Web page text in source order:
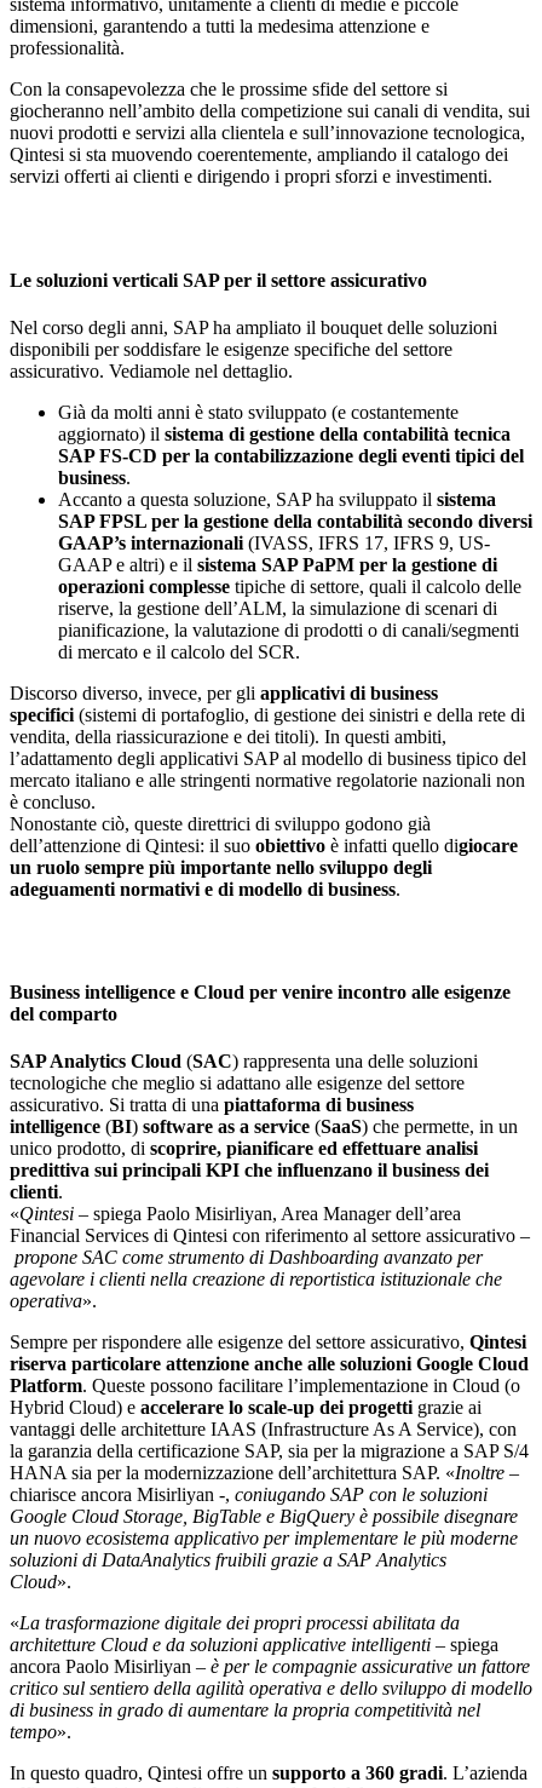
sistema informativo, unitamente a clienti di medie e piccole
dimensioni, garantendo a tutti la medesima attenzione e
professionalità.
Con la consapevolezza che le prossime sfide del settore si
giocheranno nell’ambito della competizione sui canali di vendita, sui
nuovi prodotti e servizi alla clientela e sull’innovazione tecnologica,
Qintesi si sta muovendo coerentemente, ampliando il catalogo dei
servizi offerti ai clienti e dirigendo i propri sforzi e investimenti.
Le soluzioni verticali SAP per il settore assicurativo
Nel corso degli anni, SAP ha ampliato il bouquet delle soluzioni
disponibili per soddisfare le esigenze specifiche del settore
assicurativo. Vediamole nel dettaglio.
Già da molti anni è stato sviluppato (e costantemente
aggiornato) il sistema di gestione della contabilità tecnica
SAP FS-CD per la contabilizzazione degli eventi tipici del
business.
Accanto a questa soluzione, SAP ha sviluppato il sistema
SAP FPSL per la gestione della contabilità secondo diversi
GAAP’s internazionali (IVASS, IFRS 17, IFRS 9, US-
GAAP e altri) e il sistema SAP PaPM per la gestione di
operazioni complesse tipiche di settore, quali il calcolo delle
riserve, la gestione dell’ALM, la simulazione di scenari di
pianificazione, la valutazione di prodotti o di canali/segmenti
di mercato e il calcolo del SCR.
Discorso diverso, invece, per gli applicativi di business
specifici (sistemi di portafoglio, di gestione dei sinistri e della rete di
vendita, della riassicurazione e dei titoli). In questi ambiti,
l’adattamento degli applicativi SAP al modello di business tipico del
mercato italiano e alle stringenti normative regolatorie nazionali non
è concluso.
Nonostante ciò, queste direttrici di sviluppo godono già
dell’attenzione di Qintesi: il suo obiettivo è infatti quello digiocare
un ruolo sempre più importante nello sviluppo degli
adeguamenti normativi e di modello di business.
Business intelligence e Cloud per venire incontro alle esigenze
del comparto
SAP Analytics Cloud (SAC) rappresenta una delle soluzioni
tecnologiche che meglio si adattano alle esigenze del settore
assicurativo. Si tratta di una piattaforma di business
intelligence (BI) software as a service (SaaS) che permette, in un
unico prodotto, di scoprire, pianificare ed effettuare analisi
predittiva sui principali KPI che influenzano il business dei
clienti.
«Qintesi – spiega Paolo Misirliyan, Area Manager dell’area
Financial Services di Qintesi con riferimento al settore assicurativo –
propone SAC come strumento di Dashboarding avanzato per
agevolare i clienti nella creazione di reportistica istituzionale che
operativa».
Sempre per rispondere alle esigenze del settore assicurativo, Qintesi
riserva particolare attenzione anche alle soluzioni Google Cloud
Platform. Queste possono facilitare l’implementazione in Cloud (o
Hybrid Cloud) e accelerare lo scale-up dei progettigrazie ai
vantaggi delle architetture IAAS (Infrastructure As A Service), con
la garanzia della certificazione SAP, sia per la migrazione a SAP S/4
HANA sia per la modernizzazione dell’architettura SAP. «Inoltre –
chiarisce ancora Misirliyan -, coniugando SAP con le soluzioni
Google Cloud Storage, BigTable e BigQuery è possibile disegnare
un nuovo ecosistema applicativo per implementare le più moderne
soluzioni di DataAnalytics fruibili grazie a SAP Analytics
Cloud».
«La trasformazione digitale dei propri processi abilitata da
architetture Cloud e da soluzioni applicative intelligenti – spiega
ancora Paolo Misirliyan – è per le compagnie assicurative un fattore
critico sul sentiero della agilità operativa e dello sviluppo di modello
di business in grado di aumentare la propria competitività nel
tempo».
In questo quadro, Qintesi offre un supporto a 360 gradi. L’azienda